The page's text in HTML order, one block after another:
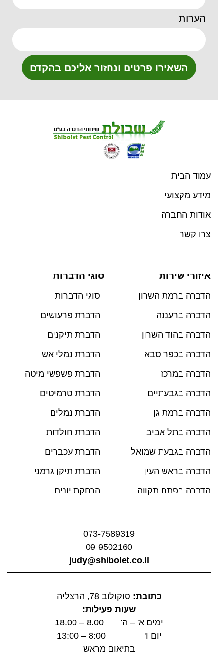
הערות
השאירו פרטים ונחזור אליכם בהקדם
עמוד הבית
מידע מקצועי
אודות החברה
צרו קשר
איזורי שירות
הדברה ברמת השרון
הדברה ברעננה
הדברה בהוד השרון
הדברה בכפר סבא
הדברה במרכז
הדברה בגבעתיים
הדברה ברמת גן
הדברה בתל אביב
הדברה בגבעת שמואל
הדברה בראש העין
הדברה בפתח תקווה
סוגי הדברות
סוגי הדברות
הדברת פרעושים
הדברת תיקנים
הדברת נמלי אש
הדברת פשפשי מיטה
הדברת טרמיטים
הדברת נמלים
הדברת חולדות
הדברת עכברים
הדברת תיקן גרמני
הרחקת יונים
073-7589319
09-9502160
judy@shibolet.co.Il
כתובת: סוקולוב 78, הרצליה
שעות פעילות:
ימים א' – ה' 8:00 – 18:00
יום ו' 8:00 – 13:00
בתיאום מראש